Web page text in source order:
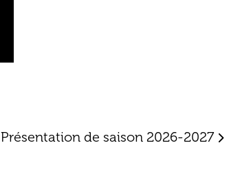
Présentation de saison 2026-2027